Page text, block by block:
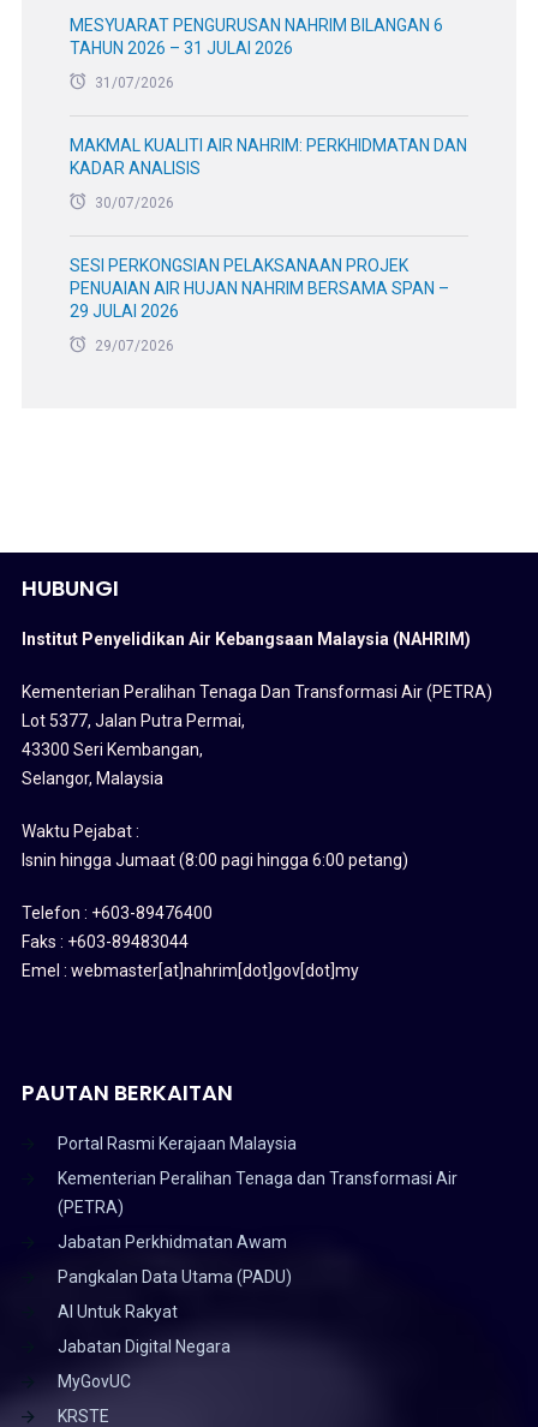
MESYUARAT PENGURUSAN NAHRIM BILANGAN 6
TAHUN 2026 – 31 JULAI 2026
31/07/2026
MAKMAL KUALITI AIR NAHRIM: PERKHIDMATAN DAN
KADAR ANALISIS
30/07/2026
SESI PERKONGSIAN PELAKSANAAN PROJEK
PENUAIAN AIR HUJAN NAHRIM BERSAMA SPAN –
29 JULAI 2026
29/07/2026
HUBUNGI
Institut Penyelidikan Air Kebangsaan Malaysia (NAHRIM)
Kementerian Peralihan Tenaga Dan Transformasi Air (PETRA)
Lot 5377, Jalan Putra Permai,
43300 Seri Kembangan,
Selangor, Malaysia
Waktu Pejabat :
Isnin hingga Jumaat (8:00 pagi hingga 6:00 petang)
Telefon : +603-89476400
Faks : +603-89483044
Emel : webmaster[at]nahrim[dot]gov[dot]my
PAUTAN BERKAITAN
Portal Rasmi Kerajaan Malaysia
Kementerian Peralihan Tenaga dan Transformasi Air
(PETRA)
Jabatan Perkhidmatan Awam
Pangkalan Data Utama (PADU)
AI Untuk Rakyat
Jabatan Digital Negara
MyGovUC
KRSTE